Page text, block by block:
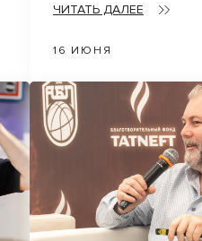
ЧИТАТЬ ДАЛЕЕ
16 ИЮНЯ